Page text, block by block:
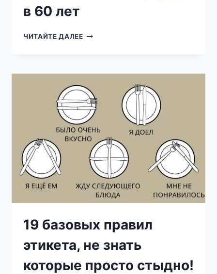
в 60 лет
ЧИТАЙТЕ ДАЛЕЕКРАСИВОЕ
В
ОТЛИЧНОЙ
ФОРМЕ
В
60
ЛЕТ
19 базовых правил
этикета, не знать
которые просто стыдно!